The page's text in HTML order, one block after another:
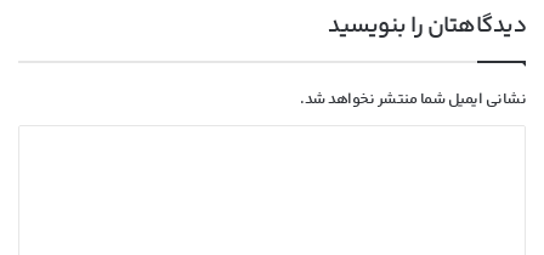
دیدگاهتان را بنویسید
نشانی ایمیل شما منتشر نخواهد شد.